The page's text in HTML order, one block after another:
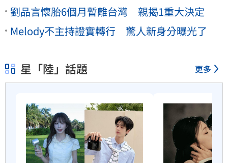
劉品言懷胎6個月暫離台灣 親揭1重大決定
Melody不主持證實轉行 驚人新身分曝光了
星「陸」話題 更多